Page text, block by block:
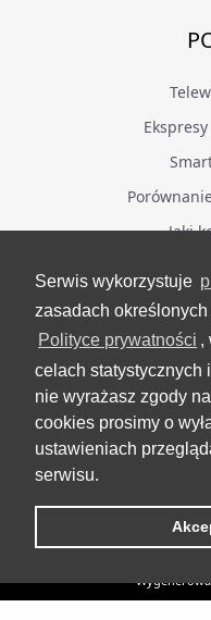
Serwis wykorzystuje
zasadach określonych
Polityce prywatności ,
celach statystycznych
nie wyrażasz zgody
cookies prosimy o
ustawieniach
serwisu.
Jaki
BĄDŹ
Grupa
VideoTesty.pl